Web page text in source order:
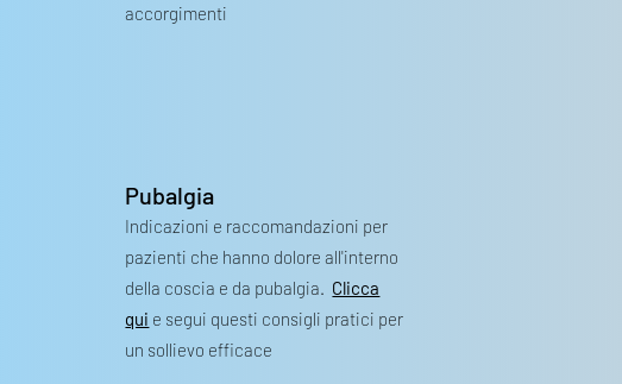
accorgimenti
Pubalgia
Indicazioni e raccomandazioni per
pazienti che hanno dolore all'interno
della coscia e da pubalgia. Clicca
qui e segui questi consigli pratici per
un sollievo efficace